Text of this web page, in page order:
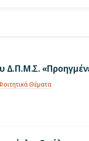
Δ.Π.Μ.Σ.
Θέματα